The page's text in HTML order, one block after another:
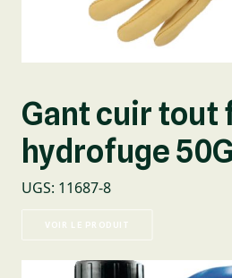
Gant cuir tout
hydrofuge
UGS: 11687-8
VOIR LE PRODUIT